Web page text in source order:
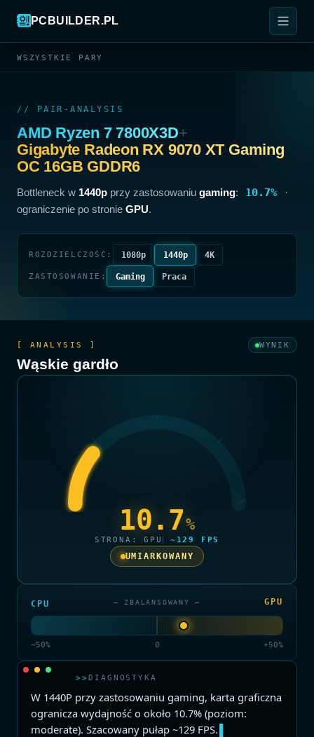
PCBUILDER.PL
WSZYSTKIE PARY
// PAIR-ANALYSIS
AMD Ryzen 7 7800X3D+
Gigabyte Radeon RX 9070 XT Gaming
OC 16GB GDDR6
Bottleneck w 1440p przy zastosowaniu gaming: 10.7%
·
ograniczenie po stronie GPU.
ROZDZIELCZOŚĆ: 1080p 1440p 4K
ZASTOSOWANIE: Gaming Praca
[ ANALYSIS ] WYNIK
Wąskie gardło
10.7%
STRONA: GPU ~129 FPS
UMIARKOWANY
CPU — ZBALANSOWANY — GPU
−50% 0 +50%
>> DIAGNOSTYKA
W 1440P przy zastosowaniu gaming, karta graficzna
ogranicza wydajność o około 10.7% (poziom:
moderate). Szacowany pułap ~129 FPS.